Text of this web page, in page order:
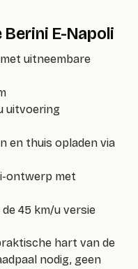
E-Napoli
uitneembare
uitvoering
en thuis opladen via
ontwerp met
de 45 km/u versie
hart van de
nodig, geen